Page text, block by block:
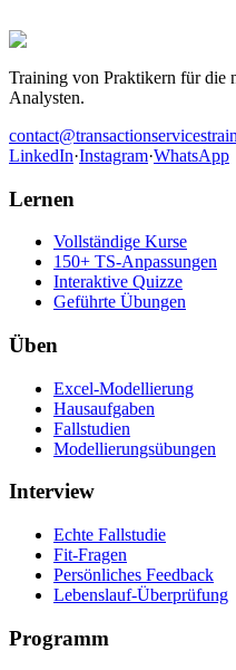
Im Transaction Services
Training von Praktikern für die
Analysten.
LinkedIn·Instagram·WhatsApp
Lernen
Vollständige Kurse
150+ TS-Anpassungen
Interaktive Quizze
Geführte Übungen
Üben
Excel-Modellierung
Hausaufgaben
Fallstudien
Modellierungsübungen
Interview
Echte Fallstudie
Fit-Fragen
Persönliches Feedback
Lebenslauf-Überprüfung
Programm